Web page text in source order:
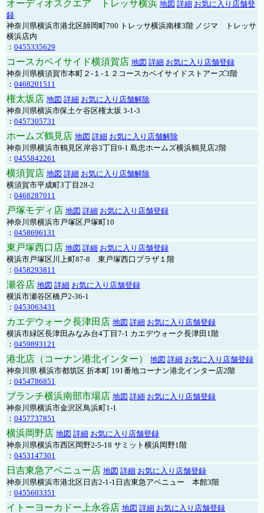
オーディオスクエア トレッサ横浜 地図 詳細 お気に入り店舗登
録
神奈川県横浜市港北区師岡町700 トレッサ横浜南棟3階 ノジマ トレッサ
横浜店内
： 0455335629
コースカベイサイド横須賀店 地図 詳細 お気に入り店舗登録
神奈川県横須賀市本町２-１-１２コースカベイサイドストアーズ3階
： 0468201511
権太坂店 地図 詳細 お気に入り店舗解除
神奈川県横浜市保土ケ谷区権太坂 3-1-3
： 0457305731
ホームズ鶴見店 地図 詳細 お気に入り店舗解除
神奈川県横浜市鶴見区岸谷3丁目9-1 島忠ホームズ横浜鶴見店2階
： 0455842261
横須賀店 地図 詳細 お気に入り店舗解除
横須賀市平成町3丁目28-2
： 0468287011
戸塚モディ店 地図 詳細 お気に入り店舗登録
神奈川県横浜市戸塚区戸塚町10
： 0458696131
東戸塚西口店 地図 詳細 お気に入り店舗登録
横浜市戸塚区川上町87-8 東戸塚西口プラザ１階
： 0458293811
瀬谷店 地図 詳細 お気に入り店舗登録
横浜市瀬谷区橋戸2-36-1
： 0453063431
カエデウォーク長津田店 地図 詳細 お気に入り店舗登録
横浜市緑区長津田みなみ台4丁目7-1 カエデウォーク長津田1階
： 0459893121
港北店（コーナン港北インター） 地図 詳細 お気に入り店舗登録
神奈川県 横浜市都筑区 折本町 191番地コーナン港北インター店2階
： 0454786851
ブランチ横浜南部市場店 地図 詳細 お気に入り店舗登録
神奈川県横浜市金沢区鳥浜町1-1
： 0457737851
横浜岡野店 地図 詳細 お気に入り店舗登録
神奈川県横浜市西区岡野2-5-18 サミット横浜岡野1階
： 0453147301
日吉東急アベニュー店 地図 詳細 お気に入り店舗登録
神奈川県横浜市港北区日吉2-1-1日吉東急アベニュー 本館3階
： 0455603351
イトーヨーカドー上永谷店 地図 詳細 お気に入り店舗登録